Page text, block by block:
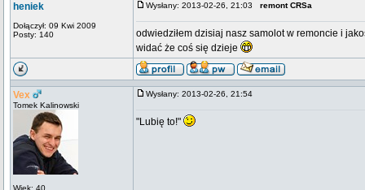
heniek
Dołączył: 09 Kwi 2009
Posty: 140
Wysłany: 2013-02-26, 21:03 remont CRSa
odwiedziłem dzisiaj nasz samolot w remoncie i
widać że coś się dzieje
Vex
Tomek Kalinowski
Wiek: 40
Wysłany: 2013-02-26, 21:54
"Lubię to!"